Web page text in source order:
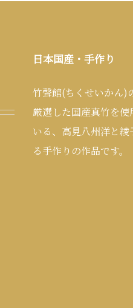
日本国産・手作り
竹聲館(ちくせいかん)
厳選した国産真竹を使
いる、高見八州洋と綾
る手作りの作品です。